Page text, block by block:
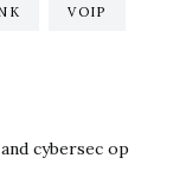
VOIP
cybersec op